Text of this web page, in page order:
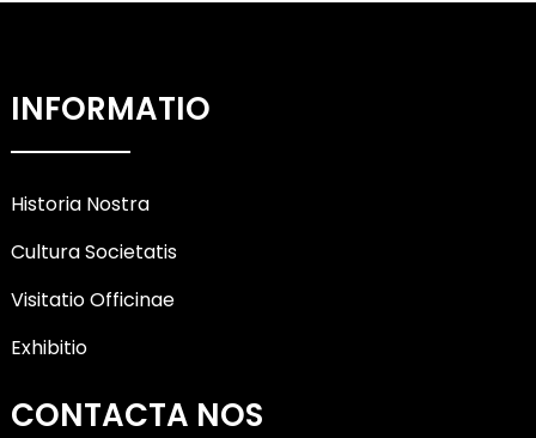
INFORMATIO
Historia Nostra
Cultura Societatis
Visitatio Officinae
Exhibitio
CONTACTA NOS